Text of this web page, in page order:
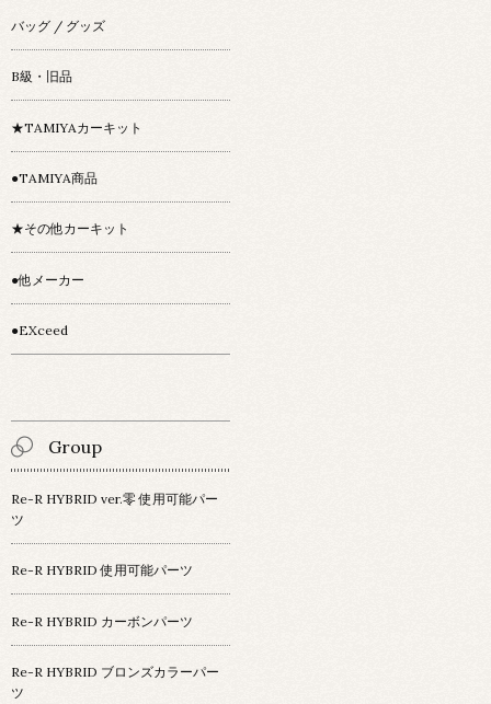
バッグ / グッズ
B級・旧品
★TAMIYAカーキット
●TAMIYA商品
★その他カーキット
●他メーカー
●EXceed
Group
Re-R HYBRID ver.零 使用可能パー
ツ
Re-R HYBRID 使用可能パーツ
Re-R HYBRID カーボンパーツ
Re-R HYBRID ブロンズカラーパー
ツ